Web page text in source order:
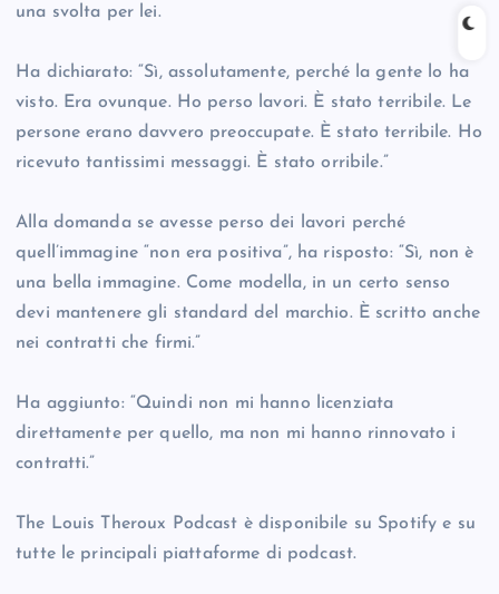
una svolta per lei.
Ha dichiarato: “Sì, assolutamente, perché la gente lo ha
visto. Era ovunque. Ho perso lavori. È stato terribile. Le
persone erano davvero preoccupate. È stato terribile. Ho
ricevuto tantissimi messaggi. È stato orribile.”
Alla domanda se avesse perso dei lavori perché
quell’immagine “non era positiva”, ha risposto: “Sì, non è
una bella immagine. Come modella, in un certo senso
devi mantenere gli standard del marchio. È scritto anche
nei contratti che firmi.”
Ha aggiunto: “Quindi non mi hanno licenziata
direttamente per quello, ma non mi hanno rinnovato i
contratti.”
The Louis Theroux Podcast è disponibile su Spotify e su
tutte le principali piattaforme di podcast.